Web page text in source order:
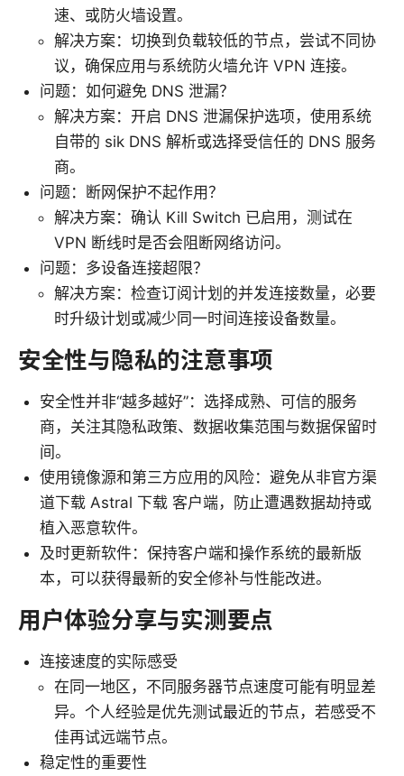
速、或防火墙设置。
解决方案：切换到负载较低的节点，尝试不同协
议，确保应用与系统防火墙允许 VPN 连接。
问题：如何避免 DNS 泄漏？
解决方案：开启 DNS 泄漏保护选项，使用系统
自带的 sik DNS 解析或选择受信任的 DNS 服务
商。
问题：断网保护不起作用？
解决方案：确认 Kill Switch 已启用，测试在
VPN 断线时是否会阻断网络访问。
问题：多设备连接超限？
解决方案：检查订阅计划的并发连接数量，必要
时升级计划或减少同一时间连接设备数量。
安全性与隐私的注意事项
安全性并非“越多越好”：选择成熟、可信的服务
商，关注其隐私政策、数据收集范围与数据保留时
间。
使用镜像源和第三方应用的风险：避免从非官方渠
道下载 Astral 下载 客户端，防止遭遇数据劫持或
植入恶意软件。
及时更新软件：保持客户端和操作系统的最新版
本，可以获得最新的安全修补与性能改进。
用户体验分享与实测要点
连接速度的实际感受
在同一地区，不同服务器节点速度可能有明显差
异。个人经验是优先测试最近的节点，若感受不
佳再试远端节点。
稳定性的重要性